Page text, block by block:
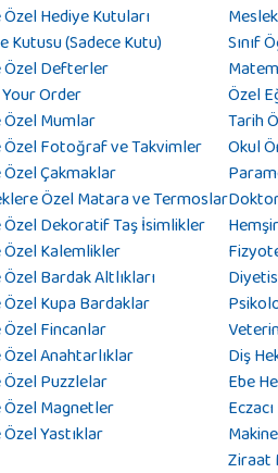
Hediye Kutuları
Kutusu (Sadece Kutu)
Özel Defterler
Order
Özel Mumlar
Özel Fotoğraf ve Takvimler
Özel Çakmaklar
Özel Matara ve Termoslar
Özel Dekoratif Taş İsimlikler
Özel Kalemlikler
Bardak Altlıkları
Özel Kupa Bardaklar
Özel Fincanlar
Özel Anahtarlıklar
Özel Puzzlelar
Özel Magnetler
Yastıklar
Sınıf
Özel
Tarih
Okul
Diş
Ebe
Ziraat